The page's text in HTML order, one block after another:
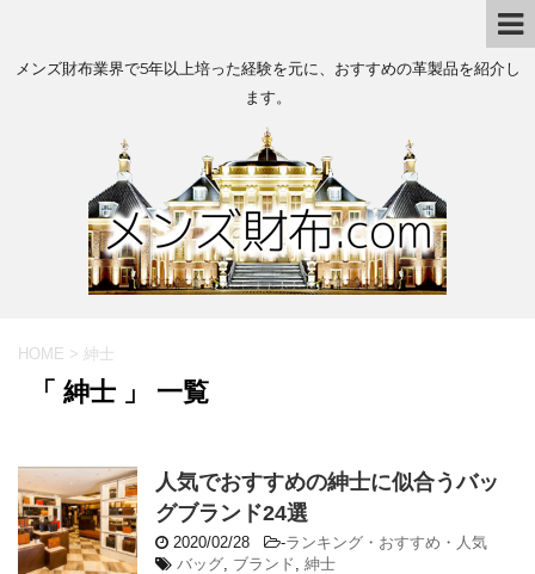
メンズ財布業界で5年以上培った経験を元に、おすすめの革製品を紹介し
ます。
HOME > 紳士
「 紳士 」 一覧
人気でおすすめの紳士に似合うバッ
グブランド24選
2020/02/28 -ランキング・おすすめ・人気
バッグ, ブランド, 紳士